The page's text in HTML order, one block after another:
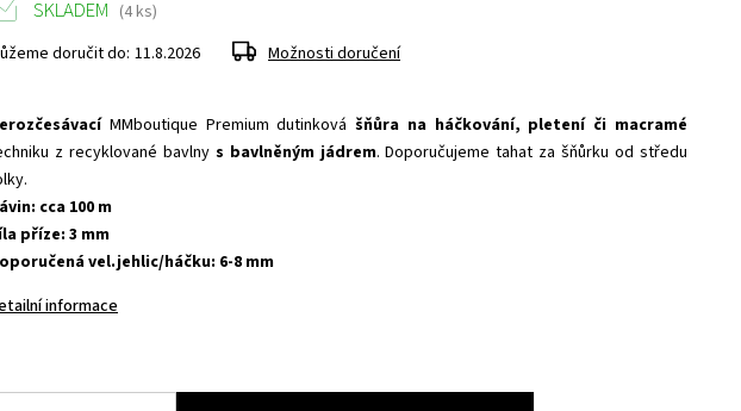
MMboutique Premium dutinkovášňůra na háčkování, pletení či macramé
z recyklované bavlny s bavlněným jádrem. Doporučujeme tahat za šňůrku od středu
cca 100 m
příze: 3 mm
vel.jehlic/háčku: 6-8 mm
informace
SKLADEM (4 ks)
doručit do: 11.8.2026 Možnosti doručení